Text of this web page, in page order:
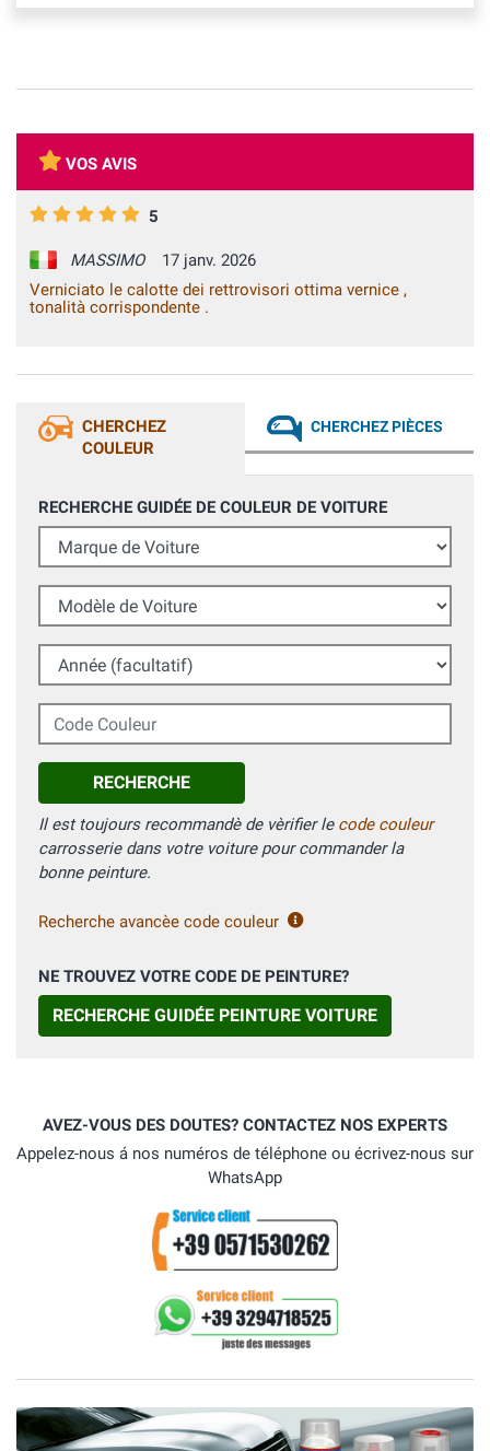
VOS AVIS
5
MASSIMO
17 janv. 2026
Verniciato le calotte dei rettrovisori ottima vernice ,
tonalità corrispondente .
CHERCHEZ
COULEUR
CHERCHEZ PIÈCES
RECHERCHE GUIDÉE DE COULEUR DE VOITURE
Marque de Voiture
Modèle de Voiture
Année (facultatif)
Code Couleur
RECHERCHE
Il est toujours recommandè de vèrifier le code couleur
carrosserie dans votre voiture pour commander la
bonne peinture.
Recherche avancèe code couleur
NE TROUVEZ VOTRE CODE DE PEINTURE?
RECHERCHE GUIDÉE PEINTURE VOITURE
AVEZ-VOUS DES DOUTES? CONTACTEZ NOS EXPERTS
Appelez-nous á nos numéros de téléphone ou écrivez-nous sur
WhatsApp